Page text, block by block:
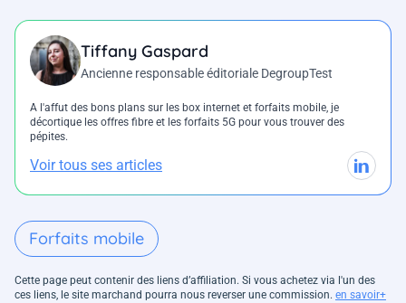
Tiffany Gaspard
Ancienne responsable éditoriale DegroupTest
A l'affut des bons plans sur les box internet et forfaits mobile, je
décortique les offres fibre et les forfaits 5G pour vous trouver des
pépites.
Voir tous ses articles
Forfaits mobile
Cette page peut contenir des liens d’affiliation. Si vous achetez via l'un des
ces liens, le site marchand pourra nous reverser une commission. en savoir+